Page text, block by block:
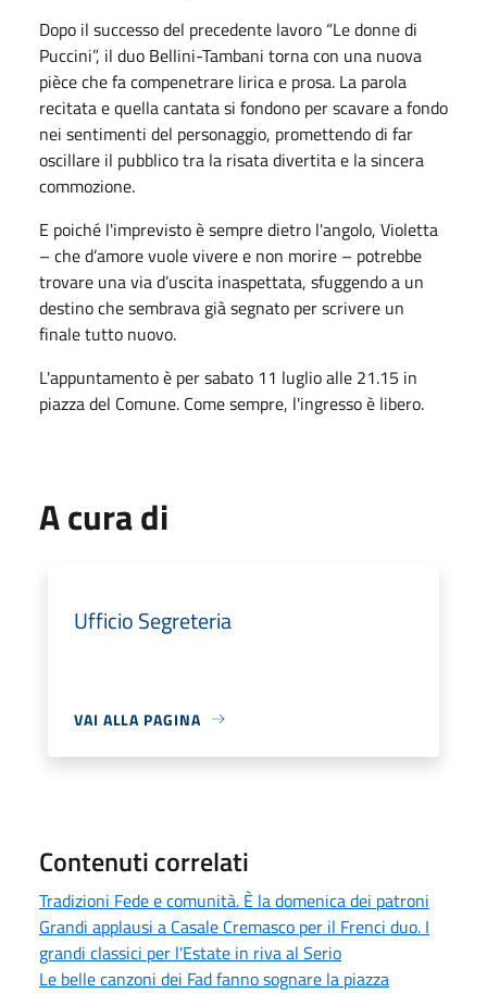
Dopo il successo del precedente lavoro “Le donne di
Puccini”, il duo Bellini-Tambani torna con una nuova
pièce che fa compenetrare lirica e prosa. La parola
recitata e quella cantata si fondono per scavare a fondo
nei sentimenti del personaggio, promettendo di far
oscillare il pubblico tra la risata divertita e la sincera
commozione.
E poiché l'imprevisto è sempre dietro l'angolo, Violetta
– che d’amore vuole vivere e non morire – potrebbe
trovare una via d’uscita inaspettata, sfuggendo a un
destino che sembrava già segnato per scrivere un
finale tutto nuovo.
L'appuntamento è per sabato 11 luglio alle 21.15 in
piazza del Comune. Come sempre, l'ingresso è libero.
A cura di
Ufficio Segreteria
VAI ALLA PAGINA
Contenuti correlati
Tradizioni Fede e comunità. È la domenica dei patroni
Grandi applausi a Casale Cremasco per il Frenci duo. I
grandi classici per l'Estate in riva al Serio
Le belle canzoni dei Fad fanno sognare la piazza